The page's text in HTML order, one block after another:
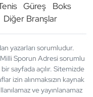
Güreş
Boks
Diğer Branşlar
yazarları sorumludur.
Sporun Adresi sorumlu
sayfada açılır. Sitemizde
izin alınmaksızın kaynak
ve yayınlanamaz